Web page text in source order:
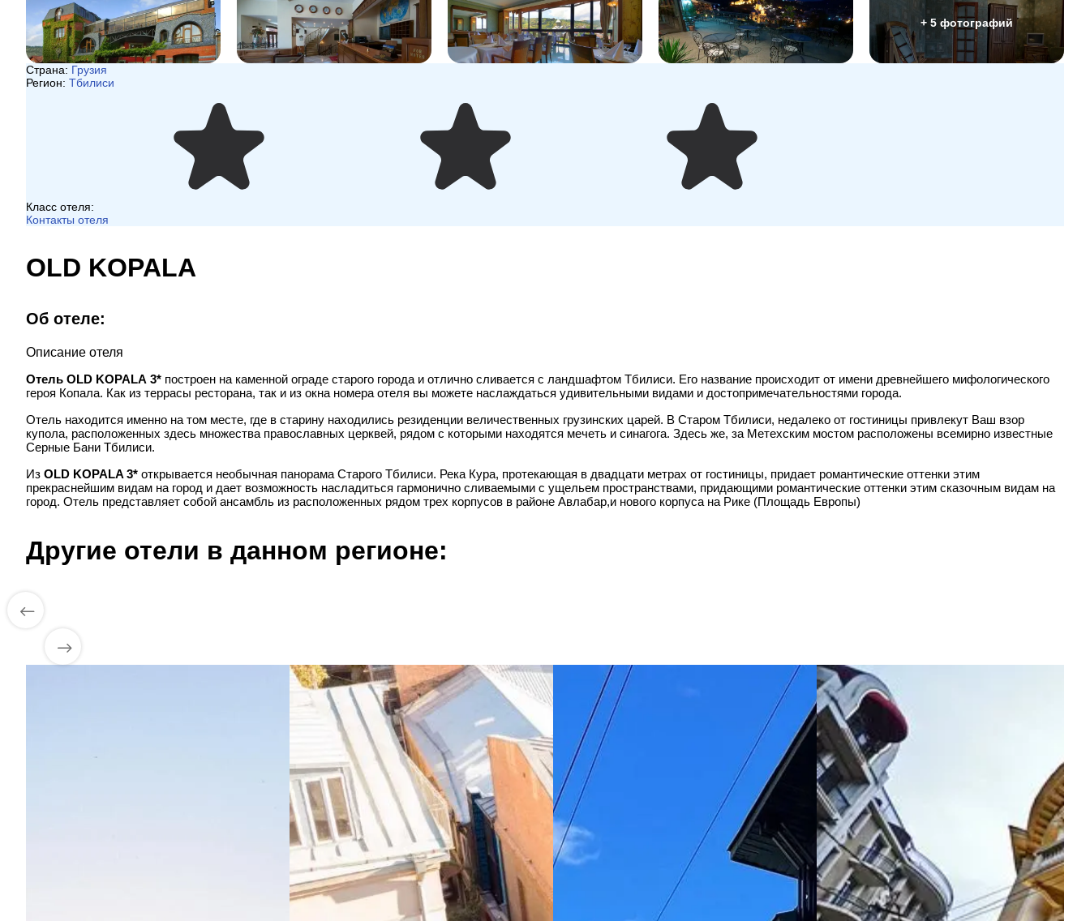
+ 5 фотографий
Страна: Грузия
Регион: Тбилиси
Класс отеля:
Контакты отеля
OLD KOPALA
Об отеле:
Описание отеля
Отель OLD KOPALA 3* построен на каменной ограде старого города и отлично сливается с ландшафтом Тбилиси. Его название происходит от имени древнейшего мифологического
героя Копала. Как из террасы ресторана, так и из окна номера отеля вы можете наслаждаться удивительными видами и достопримечательностями города.
Отель находится именно на том месте, где в старину находились резиденции величественных грузинских царей. В Старом Тбилиси, недалеко от гостиницы привлекут Ваш взор
купола, расположенных здесь множества православных церквей, рядом с которыми находятся мечеть и синагога. Здесь же, за Метехским мостом расположены всемирно известные
Серные Бани Тбилиси.
Из OLD KOPALA 3* открывается необычная панорама Старого Тбилиси. Река Кура, протекающая в двадцати метрах от гостиницы, придает романтические оттенки этим
прекраснейшим видам на город и дает возможность насладиться гармонично сливаемыми с ущельем пространствами, придающими романтические оттенки этим сказочным видам на
город. Отель представляет собой ансамбль из расположенных рядом трех корпусов в районе Авлабар,и нового корпуса на Рике (Площадь Европы)
Другие отели в данном регионе: